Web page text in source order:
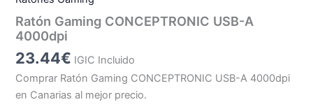
Ratón Gaming CONCEPTRONIC USB-A
4000dpi
23.44€ IGIC Incluido
Comprar Ratón Gaming CONCEPTRONIC USB-A 4000dpi
en Canarias al mejor precio.